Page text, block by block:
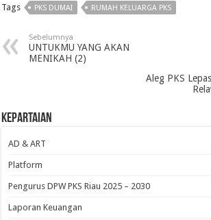
Tags PKS DUMAI RUMAH KELUARGA PKS
Sebelumnya
UNTUKMU YANG AKAN
MENIKAH (2)
Aleg PKS
Kepartaian
AD & ART
Platform
Pengurus DPW PKS Riau 2025 – 2030
Laporan Keuangan